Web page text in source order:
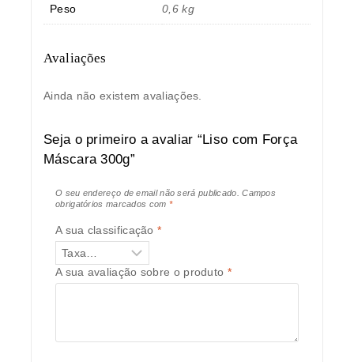
Peso 0,6 kg
Avaliações
Ainda não existem avaliações.
Seja o primeiro a avaliar “Liso com Força
Máscara 300g”
O seu endereço de email não será publicado.
Campos
obrigatórios marcados com *
A sua classificação*
A sua avaliação sobre o produto *